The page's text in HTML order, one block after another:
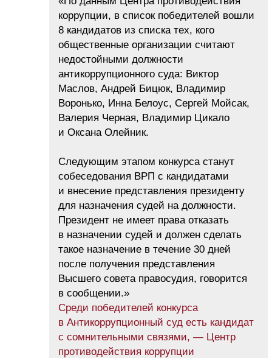
коррупции, в список победителей вошли
8 кандидатов из списка тех, кого
общественные организации считают
недостойными должности
антикоррупционного суда: Виктор
Маслов, Андрей Бицюк, Владимир
Воронько, Инна Белоус, Сергей Мойсак,
Валерия Черная, Владимир Цикало
и Оксана Олейник.
Следующим этапом конкурса станут
собеседования ВРП с кандидатами
и внесение представления президенту
для назначения судей на должности.
Президент не имеет права отказать
в назначении судей и должен сделать
такое назначение в течение 30 дней
после получения представления
Высшего совета правосудия, говорится
в сообщении.»
Среди победителей конкурса
в Антикоррупционный суд есть кандидат
с сомнительными связями, — Центр
противодействия коррупции